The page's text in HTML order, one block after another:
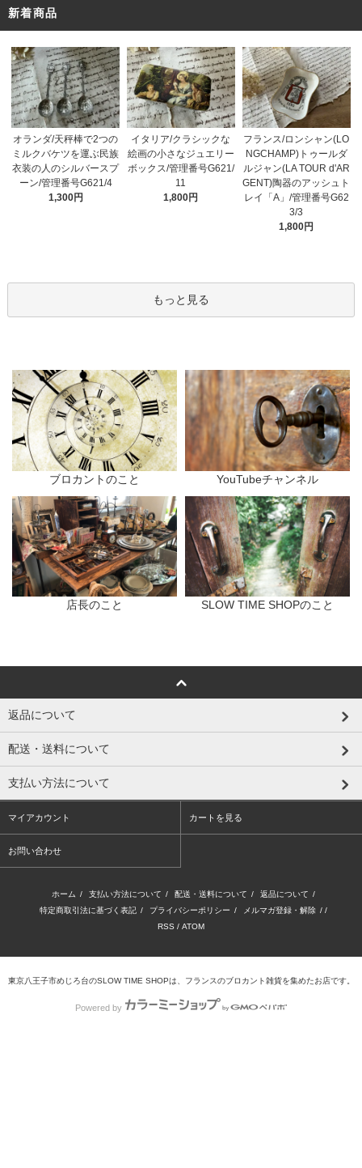
新着商品
オランダ/天秤棒で2つの
ミルクバケツを運ぶ民族
衣装の人のシルバースプ
ーン/管理番号G621/4
1,300円
イタリア/クラシックな
絵画の小さなジュエリー
ボックス/管理番号G621/
11
1,800円
フランス/ロンシャン(LO
NGCHAMP)トゥールダ
ルジャン(LA TOUR d'AR
GENT)陶器のアッシュト
レイ「A」/管理番号G62
3/3
1,800円
もっと見る
ブロカントのこと YouTubeチャンネル
店長のこと SLOW TIME SHOPのこと
返品について
配送・送料について
支払い方法について
マイアカウント カートを見る
お問い合わせ
ホーム / 支払い方法について / 配送・送料について / 返品について /
特定商取引法に基づく表記 / プライバシーポリシー / メルマガ登録・解除 / /
RSS / ATOM
東京八王子市めじろ台のSLOW TIME SHOPは、フランスのブロカント雑貨を集めたお店です。
Powered by